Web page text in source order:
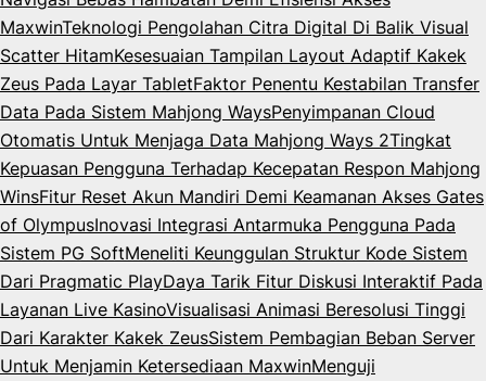
MaxwinTeknologi Pengolahan Citra Digital Di Balik Visual
Scatter HitamKesesuaian Tampilan Layout Adaptif Kakek
Zeus Pada Layar TabletFaktor Penentu Kestabilan Transfer
Data Pada Sistem Mahjong WaysPenyimpanan Cloud
Otomatis Untuk Menjaga Data Mahjong Ways 2Tingkat
Kepuasan Pengguna Terhadap Kecepatan Respon Mahjong
WinsFitur Reset Akun Mandiri Demi Keamanan Akses Gates
of OlympusInovasi Integrasi Antarmuka Pengguna Pada
Sistem PG SoftMeneliti Keunggulan Struktur Kode Sistem
Dari Pragmatic PlayDaya Tarik Fitur Diskusi Interaktif Pada
Layanan Live KasinoVisualisasi Animasi Beresolusi Tinggi
Dari Karakter Kakek ZeusSistem Pembagian Beban Server
Untuk Menjamin Ketersediaan MaxwinMenguji